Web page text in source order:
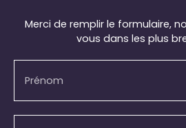
Merci de remplir le formulaire,
vous dans les plus
Prénom